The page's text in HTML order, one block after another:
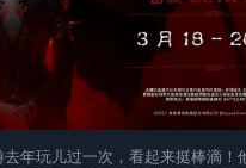
去年玩儿过一次，看起来挺棒滴！